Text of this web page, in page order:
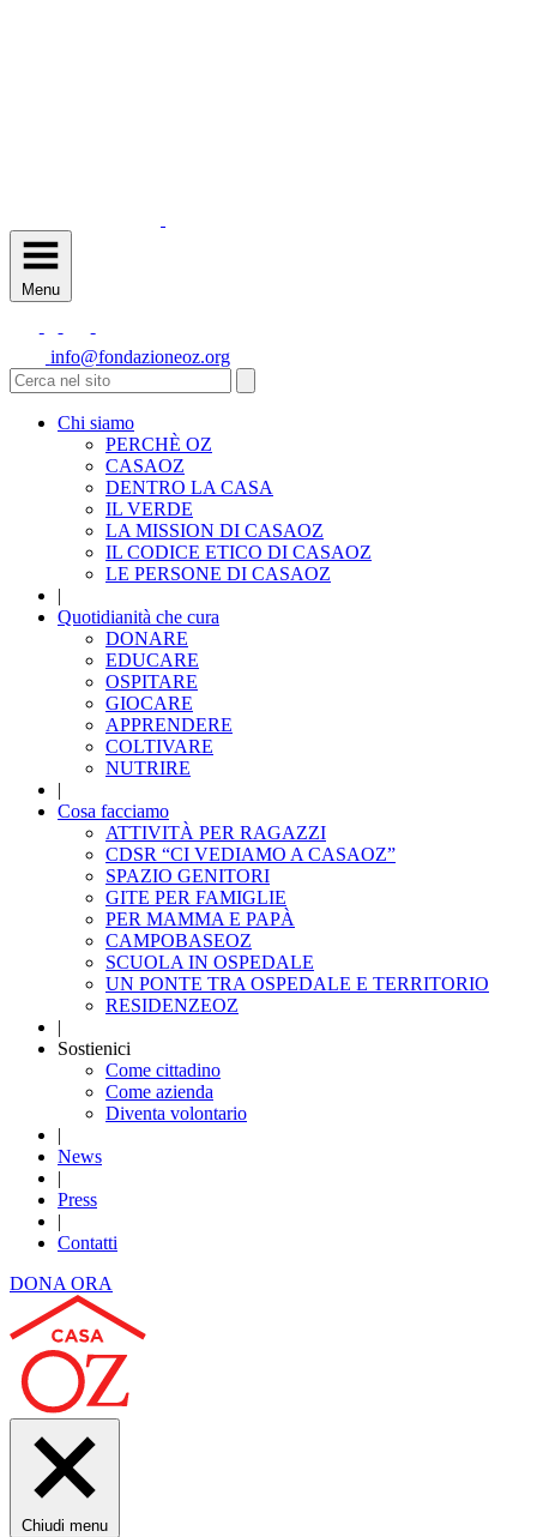
Menu
info@fondazioneoz.org
Chi siamo
PERCHÈ OZ
CASAOZ
DENTRO LA CASA
IL VERDE
LA MISSION DI CASAOZ
IL CODICE ETICO DI CASAOZ
LE PERSONE DI CASAOZ
|
Quotidianità che cura
DONARE
EDUCARE
OSPITARE
GIOCARE
APPRENDERE
COLTIVARE
NUTRIRE
|
Cosa facciamo
ATTIVITÀ PER RAGAZZI
CDSR “CI VEDIAMO A CASAOZ”
SPAZIO GENITORI
GITE PER FAMIGLIE
PER MAMMA E PAPÀ
CAMPOBASEOZ
SCUOLA IN OSPEDALE
UN PONTE TRA OSPEDALE E TERRITORIO
RESIDENZEOZ
|
Sostienici
Come cittadino
Come azienda
Diventa volontario
|
News
|
Press
|
Contatti
DONA ORA
Chiudi menu